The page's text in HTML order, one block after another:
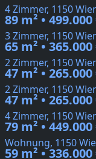
4 Zimmer, 1150
89 m² • 499.000
3 Zimmer, 1150
65 m² • 365.000
2 Zimmer, 1150
47 m² • 265.000
2 Zimmer, 1150
47 m² • 265.000
4 Zimmer, 1150
79 m² • 449.000
Wohnung, 1150
59 m² • 336.000